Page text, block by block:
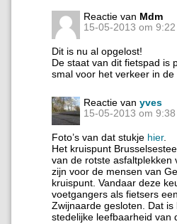
Reactie van Mdm
15-05-2013 om 9:22
Dit is nu al opgelost!
De staat van dit fietspad is
smal voor het verkeer in de
Reactie van yves
15-05-2013 om 9:38
Foto’s van dat stukje hier.
Het kruispunt
van de rotste asfaltplekken
zijn voor de mensen van
kruispunt. Vandaar deze
voetgangers als fietsers
Zwijnaarde gesloten. Dat
stedelijke leefbaarheid van